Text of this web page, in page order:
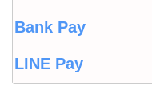
Bank Pay
LINE Pay